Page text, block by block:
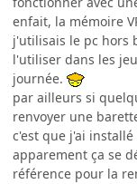
enfait, la mémoire
j'utilisais le pc hors
l'utiliser dans les
journée.
par ailleurs si
renvoyer une
c'est que j'ai
apparement ça se
référence pour la